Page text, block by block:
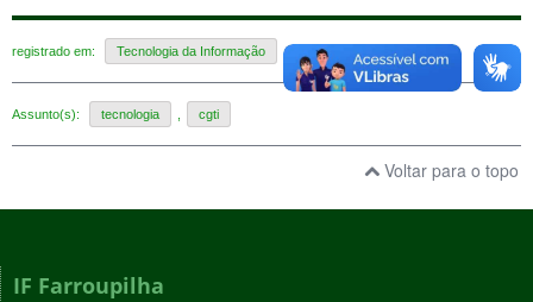
registrado em: Tecnologia da Informação
Assunto(s): tecnologia cgti
Voltar para o topo
IF Farroupilha